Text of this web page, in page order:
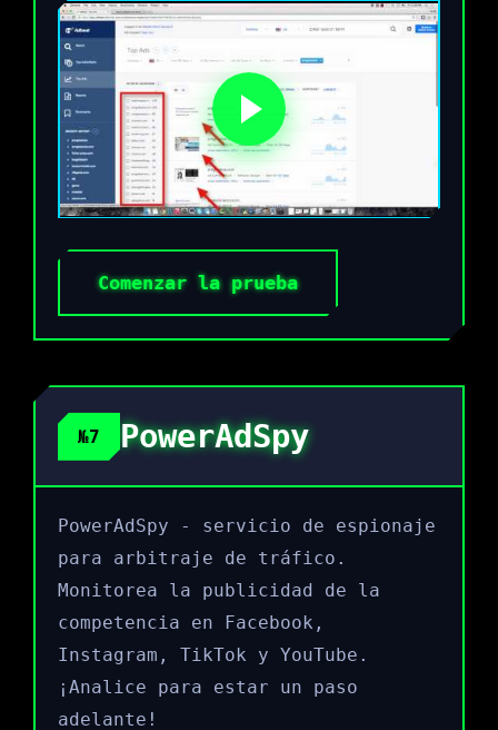
Comenzar la prueba
№7 PowerAdSpy
PowerAdSpy - servicio de espionaje
para arbitraje de tráfico.
Monitorea la publicidad de la
competencia en Facebook,
Instagram, TikTok y YouTube.
¡Analice para estar un paso
adelante!